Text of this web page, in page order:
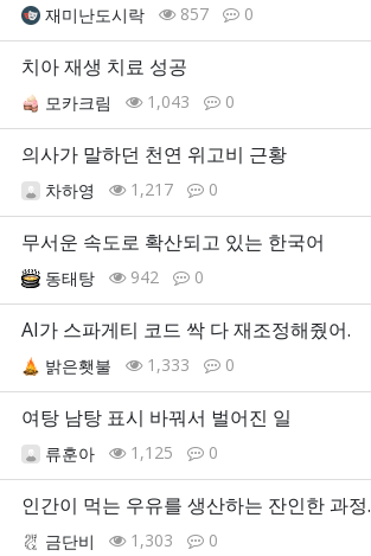
재미난도시락 857 0
치아 재생 치료 성공
모카크림 1,043 0
의사가 말하던 천연 위고비 근황
차하영 1,217 0
무서운 속도로 확산되고 있는 한국어
동태탕 942 0
AI가 스파게티 코드 싹 다 재조정해줬어.
밝은횃불 1,333 0
여탕 남탕 표시 바꿔서 벌어진 일
류훈아 1,125 0
인간이 먹는 우유를 생산하는 잔인한 과정.
금단비 1,303 0